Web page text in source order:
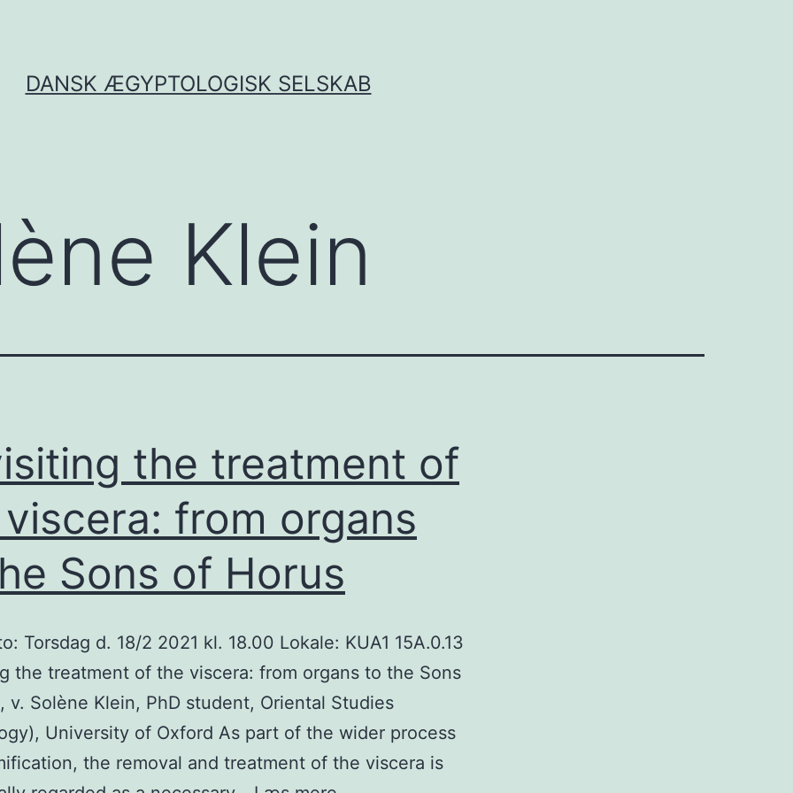
DANSK ÆGYPTOLOGISK SELSKAB
Klein
the treatment of
from organs
Sons of Horus
Torsdag d. 18/2 2021 kl. 18.00 Lokale: KUA1 15A.0.13
the treatment of the viscera: from organs to the Sons
v. Solène Klein, PhD student, Oriental Studies
University of Oxford As part of the wider process
the removal and treatment of the viscera is